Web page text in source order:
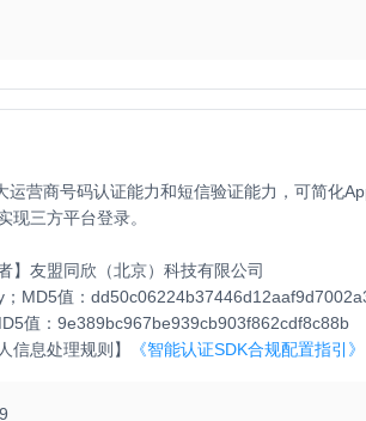
接；
运营商号码认证能力和短信验证能力，可简化
现三方平台登录。
】 友盟同欣（北京）科技有限公司
MD5值：
值：9e389bc967be939cb903f862cdf8c88b
信息处理规则】 《智能认证SDK合规配置指引》